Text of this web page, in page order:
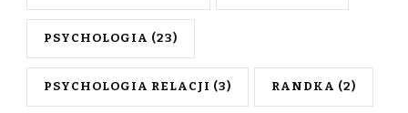
PSYCHOLOGIA (23)
PSYCHOLOGIA RELACJI (3) RANDKA (2)